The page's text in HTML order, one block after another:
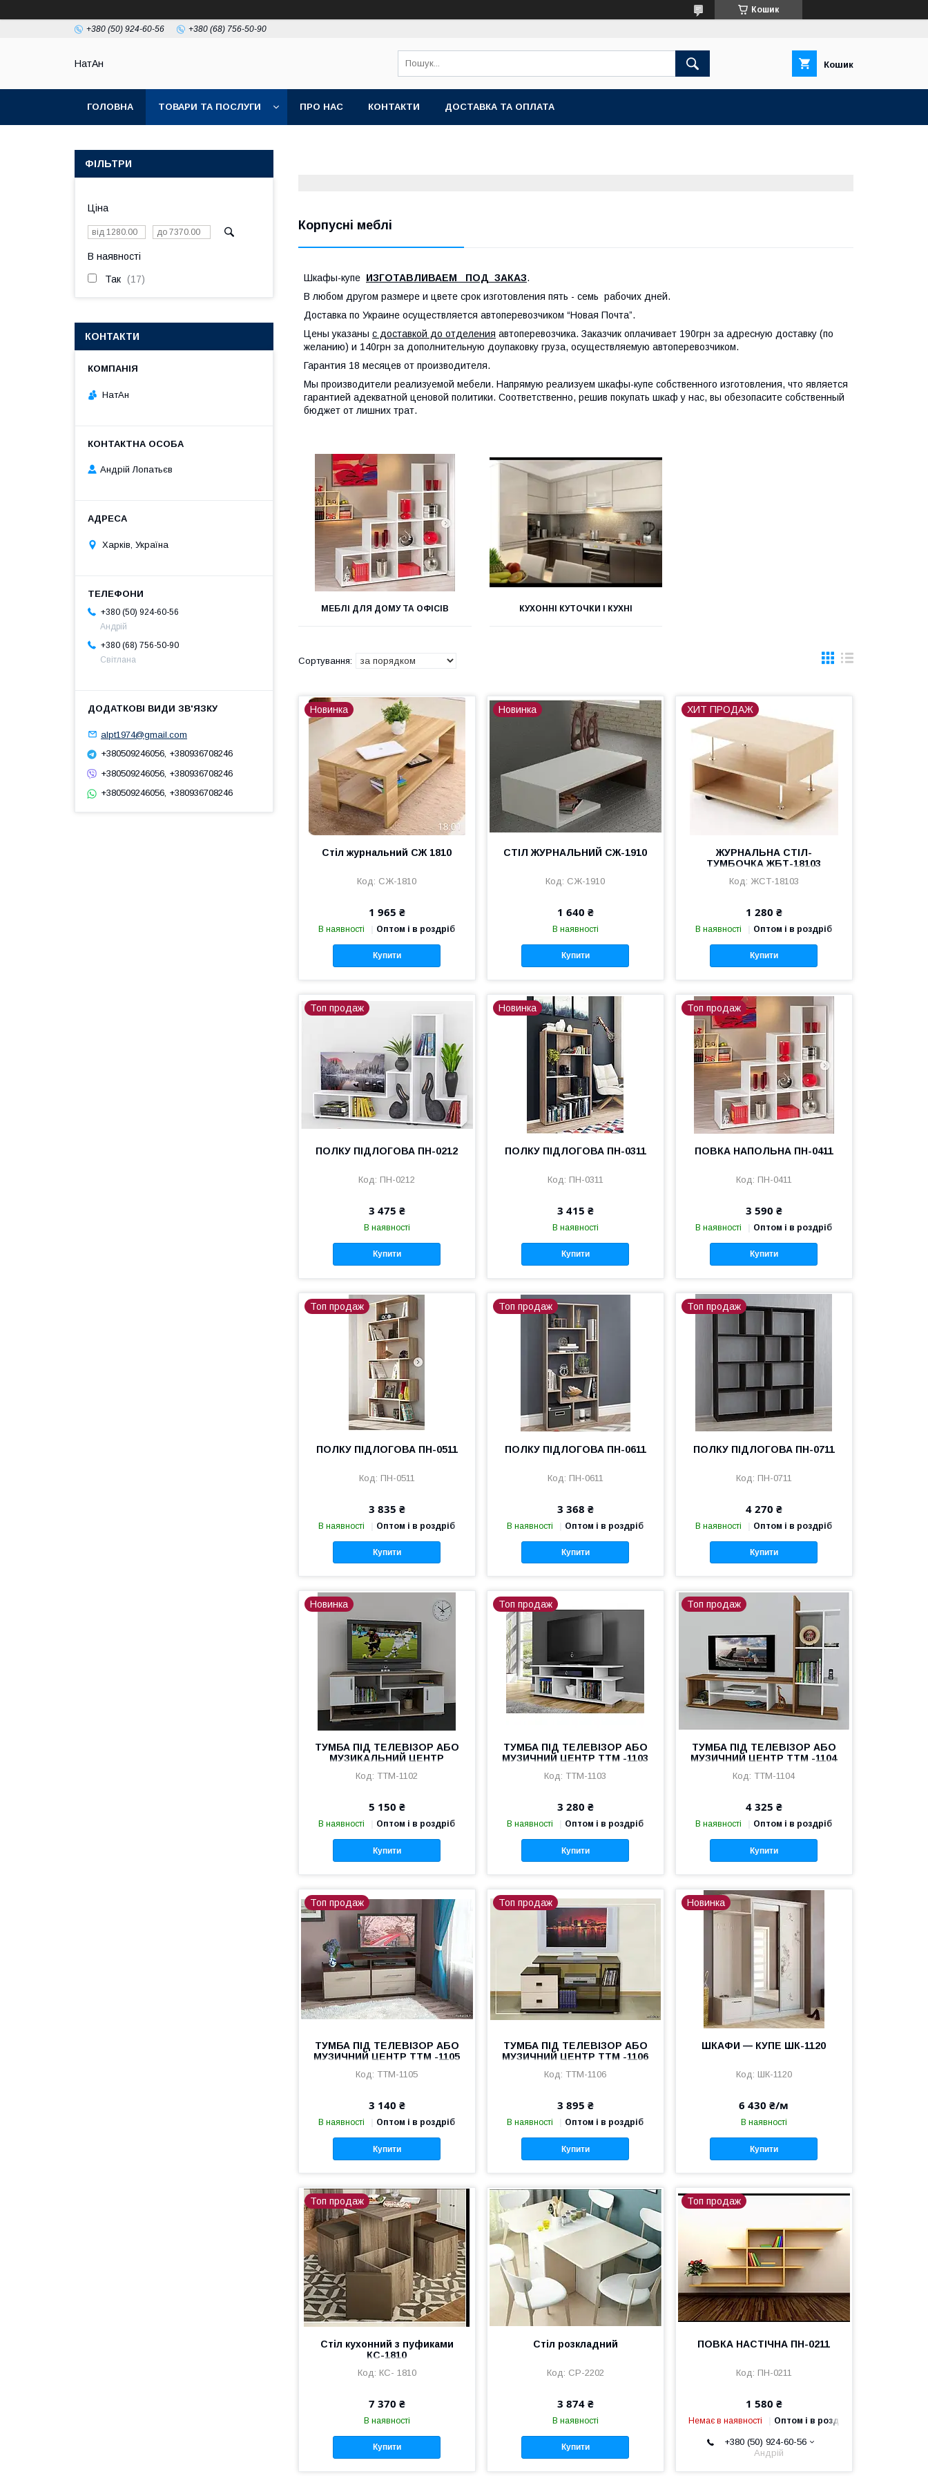
Кошик
+380 (50) 924-60-56 +380 (68) 756-50-90
НатАн Кошик
ГОЛОВНА ТОВАРИ ТА ПОСЛУГИ ПРО НАС КОНТАКТИ ДОСТАВКА ТА ОПЛАТА
Корпусні меблі
Шкафы-купе ИЗГОТАВЛИВАЕМ ПОД ЗАКАЗ.
В любом другом размере и цвете срок изготовления пять - семь рабочих дней.
Доставка по Украине осуществляется автоперевозчиком “Новая Почта”.
Цены указаны с доставкой до отделения автоперевозчика. Заказчик оплачивает 190грн за адресную доставку (по
желанию) и 140грн за дополнительную доупаковку груза, осуществляемую автоперевозчиком.
Гарантия 18 месяцев от производителя.
Мы производители реализуемой мебели. Напрямую реализуем шкафы-купе собственного изготовления, что является
гарантией адекватной ценовой политики. Соответственно, решив покупать шкаф у нас, вы обезопасите собственный
бюджет от лишних трат.
МЕБЛІ ДЛЯ ДОМУ ТА ОФІСІВ КУХОННІ КУТОЧКИ І КУХНІ
Новинка
Стіл журнальний СЖ 1810
СЖ-1810
1 965 ₴
В наявності Оптом і в роздріб
Купити
Новинка
СТІЛ ЖУРНАЛЬНИЙ СЖ-1910
СЖ-1910
1 640 ₴
В наявності
Купити
ХИТ ПРОДАЖ
ЖУРНАЛЬНА СТІЛ-
ТУМБОЧКА ЖБТ-18103
ЖСТ-18103
1 280 ₴
В наявності Оптом і в роздріб
Купити
Топ продаж
ПОЛКУ ПІДЛОГОВА ПН-0212
ПН-0212
3 475 ₴
В наявності
Купити
Новинка
ПОЛКУ ПІДЛОГОВА ПН-0311
ПН-0311
3 415 ₴
В наявності
Купити
Топ продаж
ПОВКА НАПОЛЬНА ПН-0411
ПН-0411
3 590 ₴
В наявності Оптом і в роздріб
Купити
Топ продаж
ПОЛКУ ПІДЛОГОВА ПН-0511
ПН-0511
3 835 ₴
В наявності Оптом і в роздріб
Купити
Топ продаж
ПОЛКУ ПІДЛОГОВА ПН-0611
ПН-0611
3 368 ₴
В наявності Оптом і в роздріб
Купити
Топ продаж
ПОЛКУ ПІДЛОГОВА ПН-0711
ПН-0711
4 270 ₴
В наявності Оптом і в роздріб
Купити
Новинка
ТУМБА ПІД ТЕЛЕВІЗОР АБО
МУЗИКАЛЬНИЙ ЦЕНТР
ТТМ-1102
5 150 ₴
В наявності Оптом і в роздріб
Купити
Топ продаж
ТУМБА ПІД ТЕЛЕВІЗОР АБО
МУЗИЧНИЙ ЦЕНТР ТТМ -1103
ТТМ-1103
3 280 ₴
В наявності Оптом і в роздріб
Купити
Топ продаж
ТУМБА ПІД ТЕЛЕВІЗОР АБО
МУЗИЧНИЙ ЦЕНТР ТТМ -1104
ТТМ-1104
4 325 ₴
В наявності Оптом і в роздріб
Купити
Топ продаж
ТУМБА ПІД ТЕЛЕВІЗОР АБО
МУЗИЧНИЙ ЦЕНТР ТТМ -1105
ТТМ-1105
3 140 ₴
В наявності Оптом і в роздріб
Купити
Топ продаж
ТУМБА ПІД ТЕЛЕВІЗОР АБО
МУЗИЧНИЙ ЦЕНТР ТТМ -1106
ТТМ-1106
3 895 ₴
В наявності Оптом і в роздріб
Купити
Новинка
ШКАФИ — КУПЕ ШК-1120
ШК-1120
6 430 ₴/м
В наявності
Купити
Топ продаж
Стіл кухонний з пуфиками
КС-1810
КС- 1810
7 370 ₴
В наявності
Купити
Стіл розкладний
СР-2202
3 874 ₴
В наявності
Купити
Топ продаж
ПОВКА НАСТІЧНА ПН-0211
ПН-0211
1 580 ₴
Немає в наявності Оптом і в роздріб
+380 (50) 924-60-56
Андрій
ФІЛЬТРИ
Ціна
В наявності
Так 17
КОНТАКТИ
НатАн
Андрій Лопатьєв
Харків, Україна
+380 (50) 924-60-56
Андрій
+380 (68) 756-50-90
Світлана
alpt1974@gmail.com
+380509246056, +380936708246
+380509246056, +380936708246
+380509246056, +380936708246